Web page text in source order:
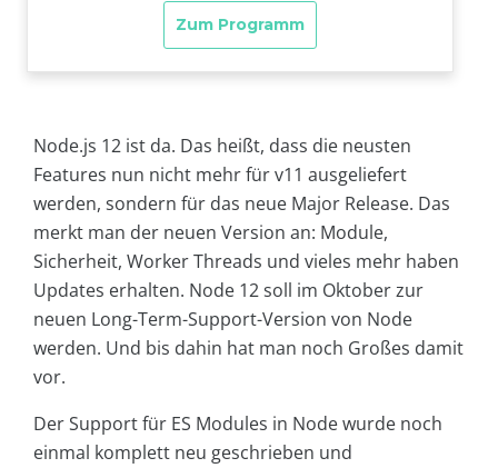
Node.js 12 ist da. Das heißt, dass die neusten
Features nun nicht mehr für v11 ausgeliefert
werden, sondern für das neue Major Release. Das
merkt man der neuen Version an: Module,
Sicherheit, Worker Threads und vieles mehr haben
Updates erhalten. Node 12 soll im Oktober zur
neuen Long-Term-Support-Version von Node
werden. Und bis dahin hat man noch Großes damit
vor.
Der Support für ES Modules in Node wurde noch
einmal komplett neu geschrieben und